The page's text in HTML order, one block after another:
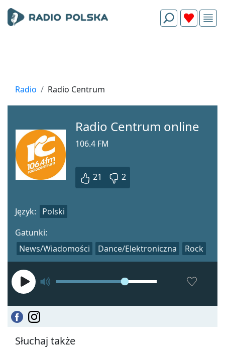
Radio Radio Centrum
Radio Centrum online
106.4 FM
21 2
Gatunki:
News/Wiadomości
Dance/Elektroniczna Rock
Język: Polski
Słuchaj także